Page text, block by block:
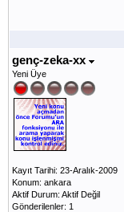
genç-zeka-xx
Yeni Üye
Kayıt Tarihi: 23-Aralık-2009
Konum: ankara
Aktif Durum: Aktif Değil
Gönderilenler: 1